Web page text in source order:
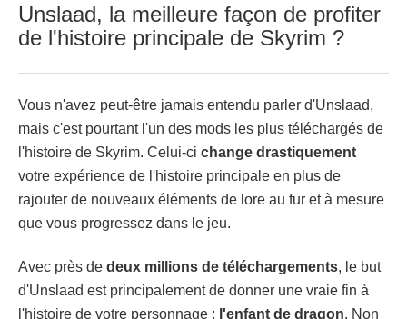
Unslaad, la meilleure façon de profiter
de l'histoire principale de Skyrim ?
Vous n'avez peut-être jamais entendu parler d'Unslaad,
mais c'est pourtant l'un des mods les plus téléchargés de
l'histoire de Skyrim. Celui-ci change drastiquement
votre expérience de l'histoire principale en plus de
rajouter de nouveaux éléments de lore au fur et à mesure
que vous progressez dans le jeu.
Avec près de deux millions de téléchargements, le but
d'Unslaad est principalement de donner une vraie fin à
l'histoire de votre personnage : l'enfant de dragon. Non